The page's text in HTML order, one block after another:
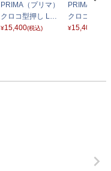
PRIMA（プリマ）
クロコ型押し L字
ファスナーロング
¥15,400(税込)
PRIMA（プ
クロコ型押
ファスナー
¥15,400